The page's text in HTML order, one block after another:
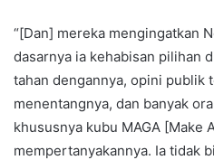
“[Dan] mereka mengingatkan
dasarnya ia kehabisan pilihan
tahan dengannya, opini publik
menentangnya, dan banyak
khususnya kubu MAGA [Make
mempertanyakannya. Ia tidak